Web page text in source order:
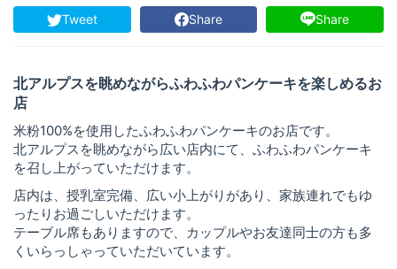
Tweet Share Share
北アルプスを眺めながらふわふわパンケーキを楽しめるお
店
米粉100%を使用したふわふわパンケーキのお店です。
北アルプスを眺めながら広い店内にて、ふわふわパンケーキ
を召し上がっていただけます。
店内は、授乳室完備、広い小上がりがあり、家族連れでもゆ
ったりお過ごしいただけます。
テーブル席もありますので、カップルやお友達同士の方も多
くいらっしゃっていただいています。